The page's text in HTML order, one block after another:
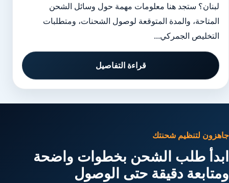
لبنان؟ ستجد هنا معلومات مهمة حول وسائل الشحن
المتاحة، والمدة المتوقعة لوصول الشحنات، ومتطلبات
التخليص الجمركي...
قراءة التفاصيل
جاهزون لتنظيم شحنتك
ابدأ طلب الشحن بخطوات واضحة
ومتابعة دقيقة حتى الوصول